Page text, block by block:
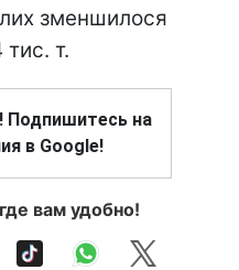
зменшилося
т.
Подпишитесь на
в Google!
вам удобно!